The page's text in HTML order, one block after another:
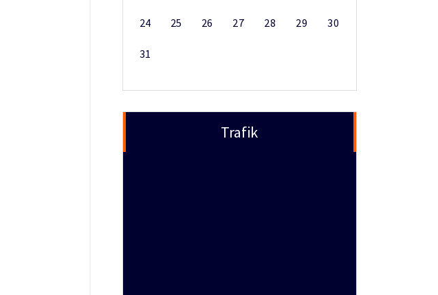
24 25 26 27 28 29 30
31
Trafik